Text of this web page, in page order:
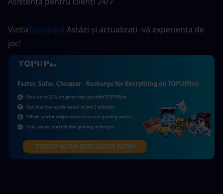
VizitaTopuplivă Astăzi și actualizați -vă experiența de
joc!